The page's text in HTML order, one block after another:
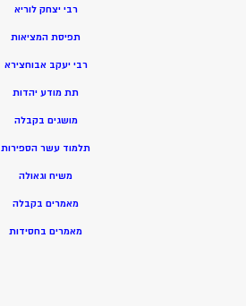
רבי יצחק לוריא
תפיסת המציאות
רבי יעקב אבוחצירא
תת מודע יהדות
מושגים בקבלה
תלמוד עשר הספירות
משיח וגאולה
מאמרים בקבלה
מאמרים בחסידות